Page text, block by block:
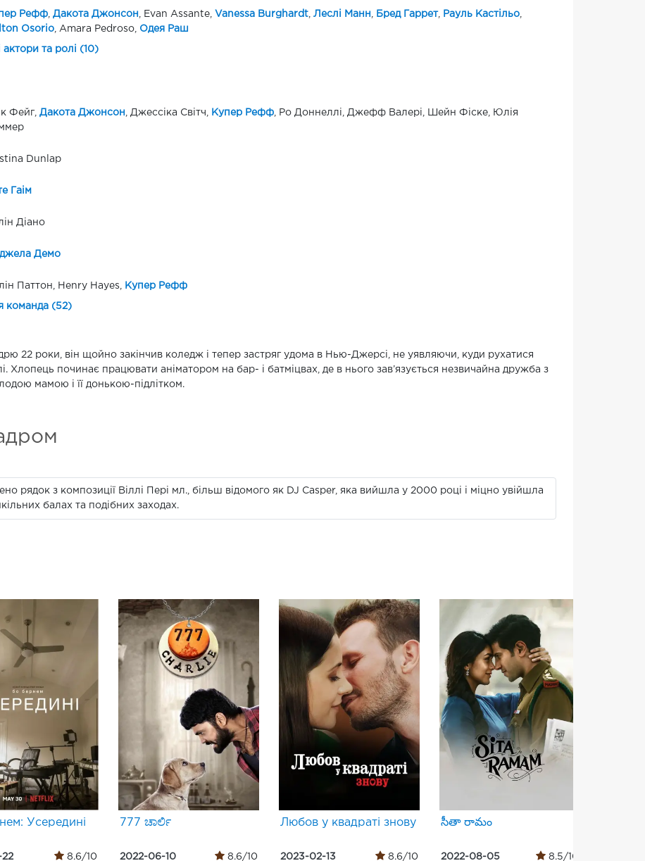
Рефф, Дакота Джонсон , Evan Assante, Vanessa Burghardt, Леслі Манн Бред Гаррет, Рауль Кастільо,
Osorio, Amara Pedroso, Одея Раш
актори та ролі (10)
Фейг, Дакота Джонсон , Джессіка Світч, Купер Рефф, Ро Доннеллі, Джефф Валері, Шейн Фіске, Юлія
Dunlap
Гаім
Діано
Демо
Паттон, Henry Hayes, Купер Рефф
команда (52)
22 роки, він щойно закінчив коледж і тепер застряг удома в Нью-Джерсі, не уявляючи, куди рухатися
Хлопець починає працювати аніматором на бар- і батміцвах, де в нього зав’язується незвичайна дружба з
мамою і її донькою-підлітком.
рядок з композиції Віллі Пері мл., більш відомого як DJ Casper, яка вийшла у 2000 році і міцно увійшла
балах та подібних заходах.
Усередині
22 8.6/10
777 ಚಾರ್ಲಿ
2022-06-10 8.6/10
Любов у квадраті знову
2023-02-13 8.6/10
సీతా రామం
2022-08-05 8.5/10